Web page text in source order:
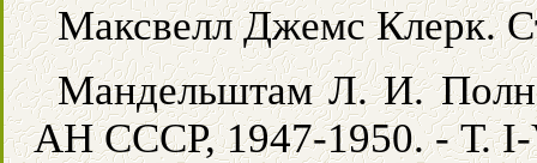
Максвелл Джемс Клерк.
Мандельштам Л. И.
АН СССР, 1947-1950. - Т. I-